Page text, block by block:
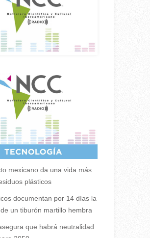
mexicano da una vida más
plásticos
documentan por 14 días la
un tiburón martillo hembra
que habrá neutralidad